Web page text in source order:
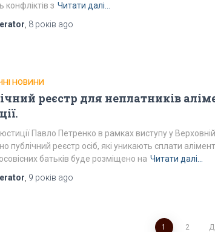
конфліктів з Читати далі…
8 років ago
НОВИНИ
реєстр для неплатників
юстиції Павло Петренко в рамках виступу у
публічний реєстр осіб, які уникають сплати
батьків буде розміщено на Читати далі…
9 років ago
1 2